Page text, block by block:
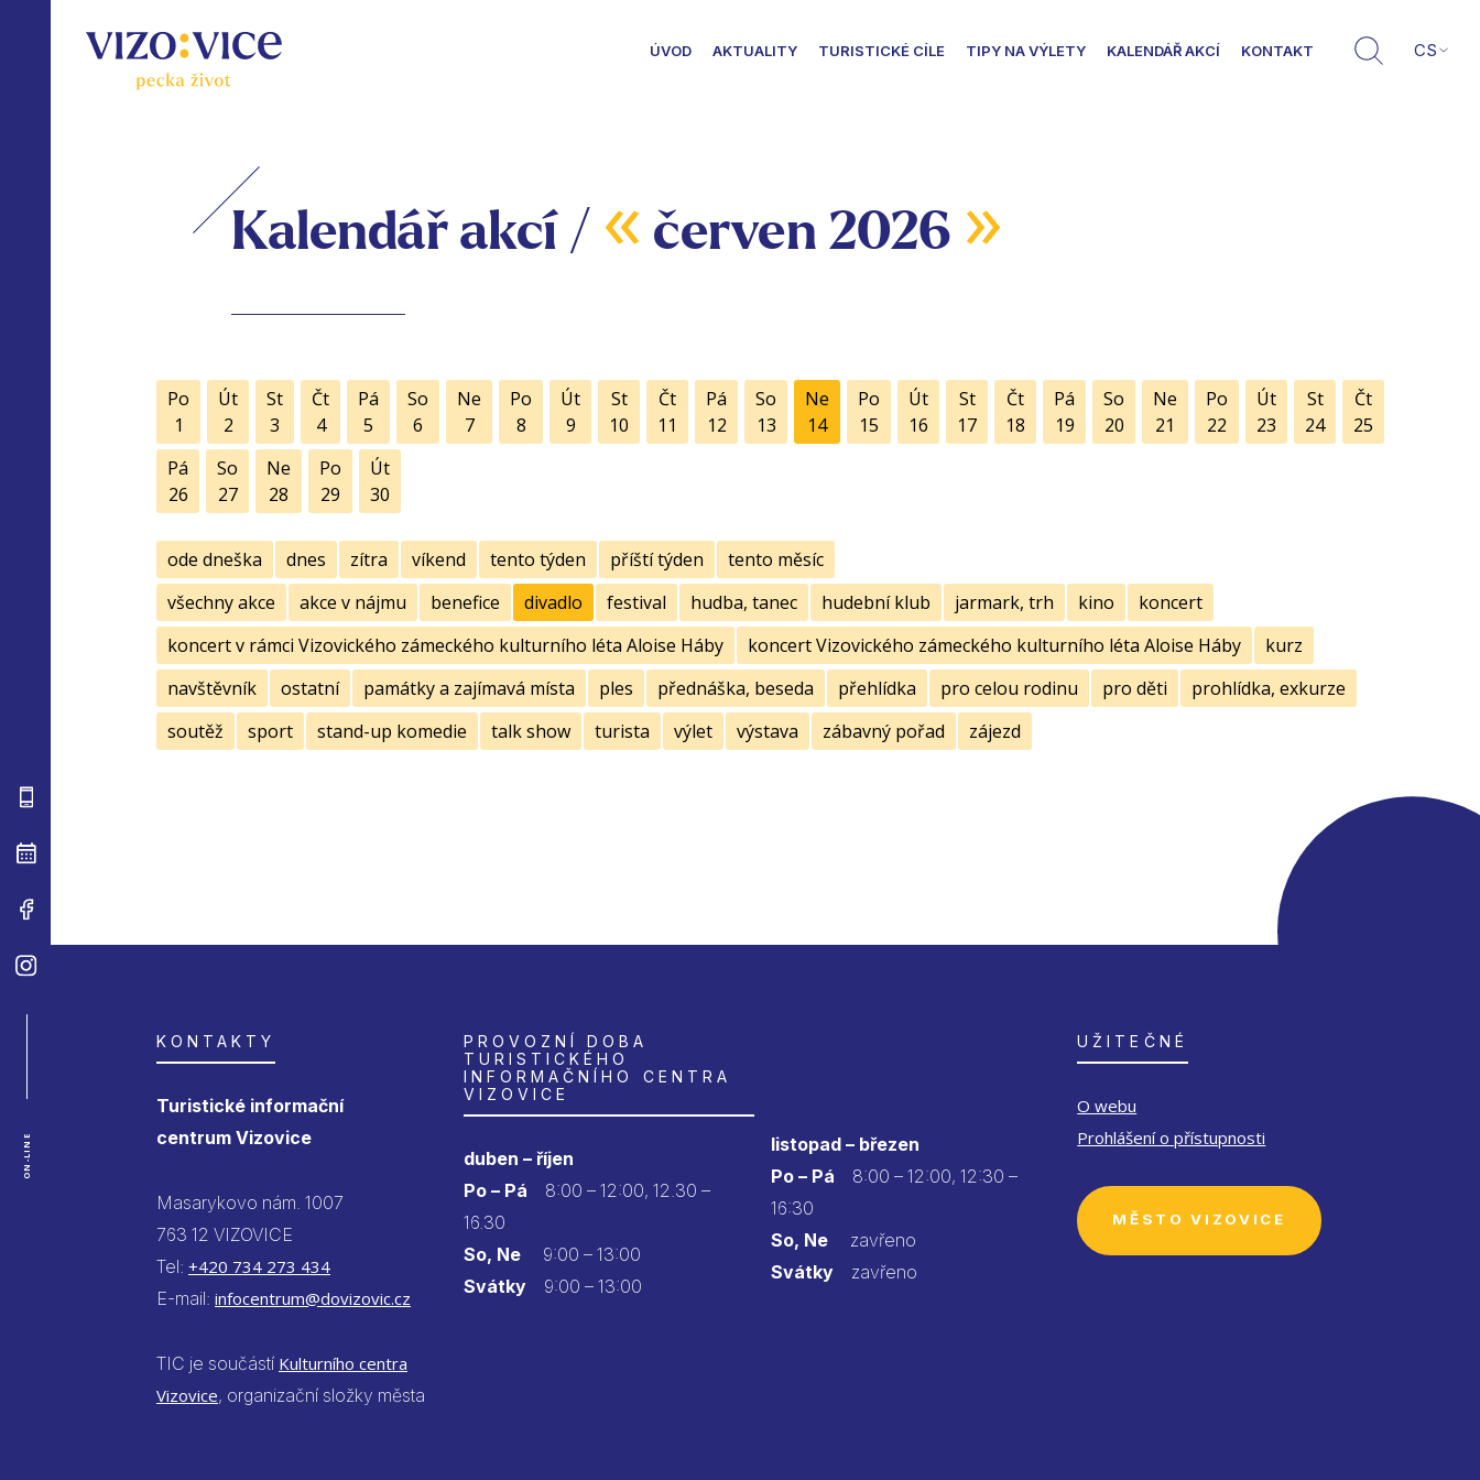
ÚVOD AKTUALITY TURISTICKÉ CÍLE TIPY NA VÝLETY KALENDÁŘ AKCÍ KONTAKT CS
ON-LINE
Kalendář akcí / « červen 2026 »
Po
1
Út
2
St
3
Čt
4
Pá
5
So
6
Ne
7
Po
8
Út
9
St
10
Čt
11
Pá
12
So
13
Ne
14
Po
15
Út
16
St
17
Čt
18
Pá
19
So
20
Ne
21
Po
22
Út
23
St
24
Čt
25
Pá
26
So
27
Ne
28
Po
29
Út
30
ode dneška dnes zítra víkend tento týden příští týden
tento měsíc
všechny akce
akce v nájmu benefice divadlo festival hudba, tanec hudební klub jarmark, trh kino
koncert
koncert v rámci Vizovického zámeckého kulturního léta Aloise Háby
koncert Vizovického zámeckého kulturního léta Aloise Háby
kurz
navštěvník
ostatní památky a zajímavá místa ples přednáška, beseda přehlídka pro celou rodinu pro děti
prohlídka, exkurze
soutěž
sport stand-up komedie talk show turista výlet výstava zábavný pořad zájezd
KONTAKTY
Turistické informační
centrum Vizovice
Masarykovo nám. 1007
763 12 VIZOVICE
Tel: +420 734 273 434
E-mail: infocentrum@dovizovic.cz
TIC je součástí Kulturního centra
Vizovice, organizační složky města
PROVOZNÍ DOBA
TURISTICKÉHO
INFORMAČNÍHO CENTRA
VIZOVICE
duben – říjen
Po – Pá
8:00 – 12:00, 12.30 –
16.30
So, Ne9:00 – 13:00
Svátky9:00 – 13:00
listopad – březen
Po – Pá 8:00 – 12:00, 12:30 –
16:30
So, Nezavřeno
Svátkyzavřeno
UŽITEČNÉ
O webu
Prohlášení o přístupnosti
MĚSTO VIZOVICE